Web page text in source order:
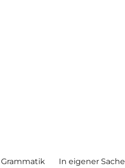
Grammatik In eigener Sache